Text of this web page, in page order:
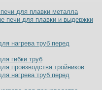
для плавки металла
печи для плавки и выдержки
нагрева труб перед
гибки труб
производства тройников
нагрева труб перед